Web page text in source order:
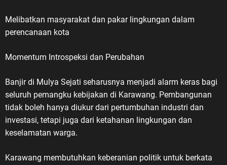
Melibatkan masyarakat dan pakar lingkungan dalam
perencanaan kota
Momentum Introspeksi dan Perubahan
Banjir di Mulya Sejati seharusnya menjadi alarm keras bagi
seluruh pemangku kebijakan di Karawang. Pembangunan
tidak boleh hanya diukur dari pertumbuhan industri dan
investasi, tetapi juga dari ketahanan lingkungan dan
keselamatan warga.
Karawang membutuhkan keberanian politik untuk berkata